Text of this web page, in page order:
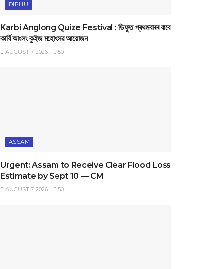
DIPHU
Karbi Anglong Quize Festival : ডিফুত প্ৰথমবাৰৰ বাবে
কাৰ্বি আংলং কুইজ মহোৎসৱ আয়োজন
AUGUST 7, 2026 50
ASSAM
Urgent: Assam to Receive Clear Flood Loss
Estimate by Sept 10 — CM
AUGUST 7, 2026 50